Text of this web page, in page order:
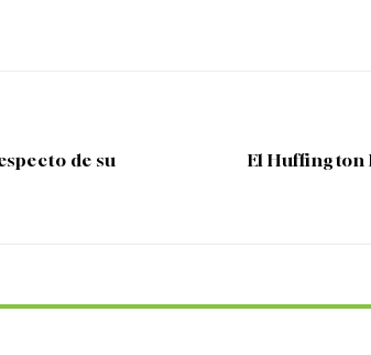
de su
El Huffington